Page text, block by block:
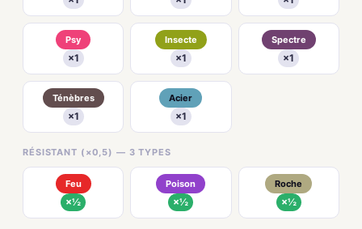
Psy
×1
Insecte
×1
Spectre
×1
Ténèbres
×1
Acier
×1
RÉSISTANT (×0,5) — 3 TYPES
Feu
×½
Poison
×½
Roche
×½